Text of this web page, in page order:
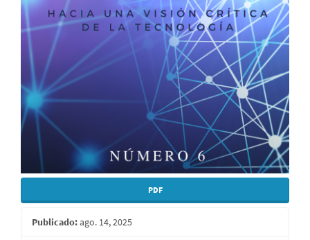
PDF
Publicado:ago. 14, 2025